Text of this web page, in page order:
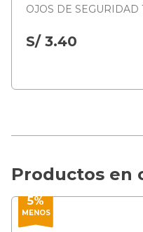
OJOS DE SEGURIDAD
S/ 3.40
Productos en
5%
MENOS